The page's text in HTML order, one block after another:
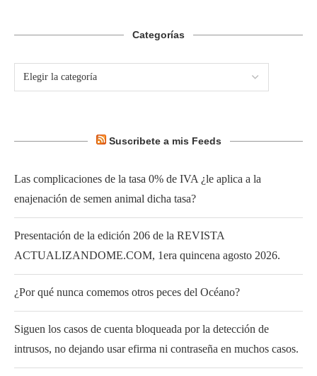
Categorías
Suscribete a mis Feeds
Las complicaciones de la tasa 0% de IVA ¿le aplica a la
enajenación de semen animal dicha tasa?
Presentación de la edición 206 de la REVISTA
ACTUALIZANDOME.COM, 1era quincena agosto 2026.
¿Por qué nunca comemos otros peces del Océano?
Siguen los casos de cuenta bloqueada por la detección de
intrusos, no dejando usar efirma ni contraseña en muchos casos.